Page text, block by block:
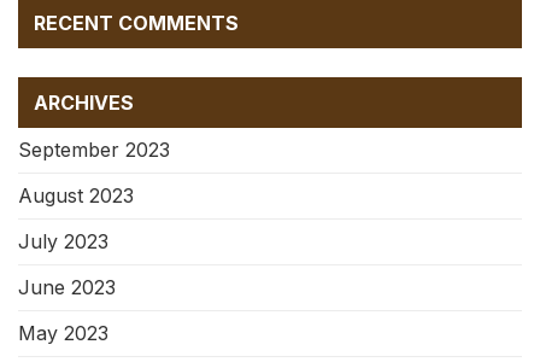
RECENT COMMENTS
ARCHIVES
September 2023
August 2023
July 2023
June 2023
May 2023